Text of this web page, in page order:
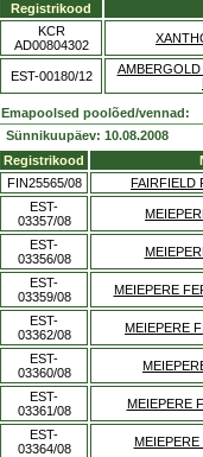
Registrikood
KCR
AD00804302
EST-00180/12
Emapoolsed poolõed/vennad:
Sünnikuupäev: 10.08.2008
Registrikood
FIN25565/08
FAIRFIELD
EST-
03357/08
EST-
03356/08
EST-
03359/08
MEIEPERE
EST-
03362/08
MEIEPERE
EST-
03360/08
EST-
03361/08
MEIEPERE
EST-
03364/08